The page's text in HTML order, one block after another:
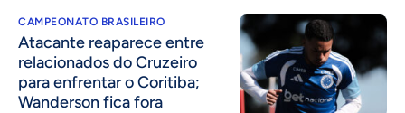
CAMPEONATO BRASILEIRO
Atacante reaparece entre
relacionados do Cruzeiro
para enfrentar o Coritiba;
Wanderson fica fora